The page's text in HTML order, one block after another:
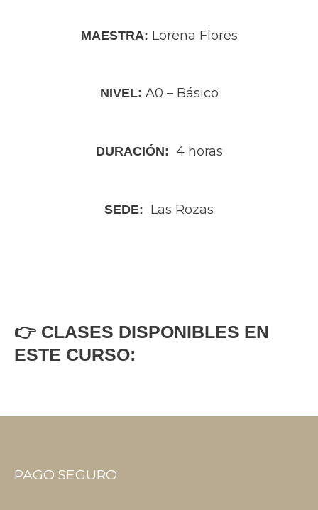
MAESTRA: Lorena Flores
NIVEL: A0 – Básico
DURACIÓN: 4 horas
SEDE: Las Rozas
👉 CLASES DISPONIBLES EN
ESTE CURSO:
PAGO SEGURO